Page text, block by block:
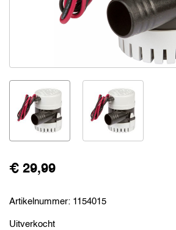
€ 29,99
Artikelnummer: 1154015
Uitverkocht